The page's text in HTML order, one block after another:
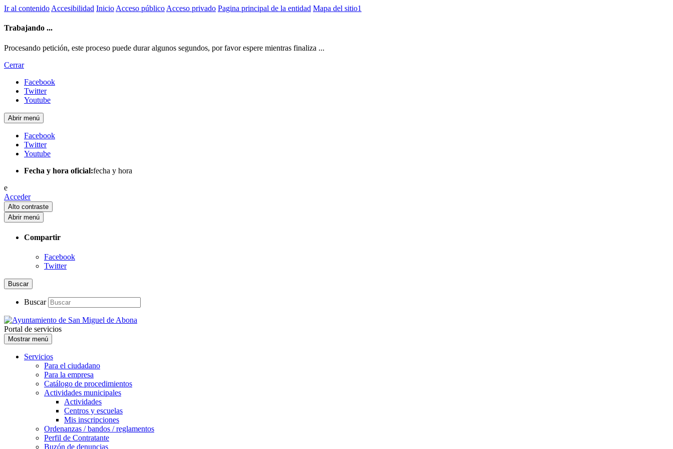
Ir al contenido Accesibilidad Inicio Acceso público Acceso privado Pagina principal de la entidad Mapa del sitio1
Trabajando ...
Procesando petición, este proceso puede durar algunos segundos, por favor espere mientras finaliza ...
Cerrar
Facebook
Twitter
Youtube
Abrir menú
Facebook
Twitter
Youtube
Fecha y hora oficial:fecha y hora
e
Acceder
Alto contraste
Abrir menú
Compartir
Facebook
Twitter
Buscar
Buscar
Portal de servicios
Mostrar menú
Servicios
Para el ciudadano
Para la empresa
Catálogo de procedimientos
Actividades municipales
Actividades
Centros y escuelas
Mis inscripciones
Ordenanzas / bandos / reglamentos
Perfil de Contratante
Buzón de denuncias